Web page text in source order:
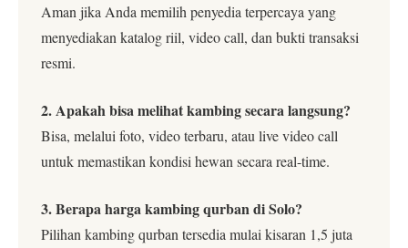
Aman jika Anda memilih penyedia terpercaya yang
menyediakan katalog riil, video call, dan bukti transaksi
resmi.
2. Apakah bisa melihat kambing secara langsung?
Bisa, melalui foto, video terbaru, atau live video call
untuk memastikan kondisi hewan secara real-time.
3. Berapa harga kambing qurban di Solo?
Pilihan kambing qurban tersedia mulai kisaran 1,5 juta